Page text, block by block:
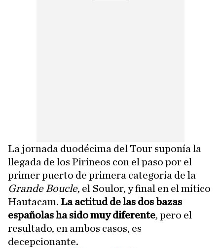
La jornada duodécima del Tour suponía la
llegada de los Pirineos con el paso por el
primer puerto de primera categoría de la
Grande Boucle, el Soulor, y final en el mítico
Hautacam. La actitud de las dos bazas
españolas ha sido muy diferente, pero el
resultado, en ambos casos, es
decepcionante.